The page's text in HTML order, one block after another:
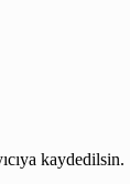
kaydedilsin.